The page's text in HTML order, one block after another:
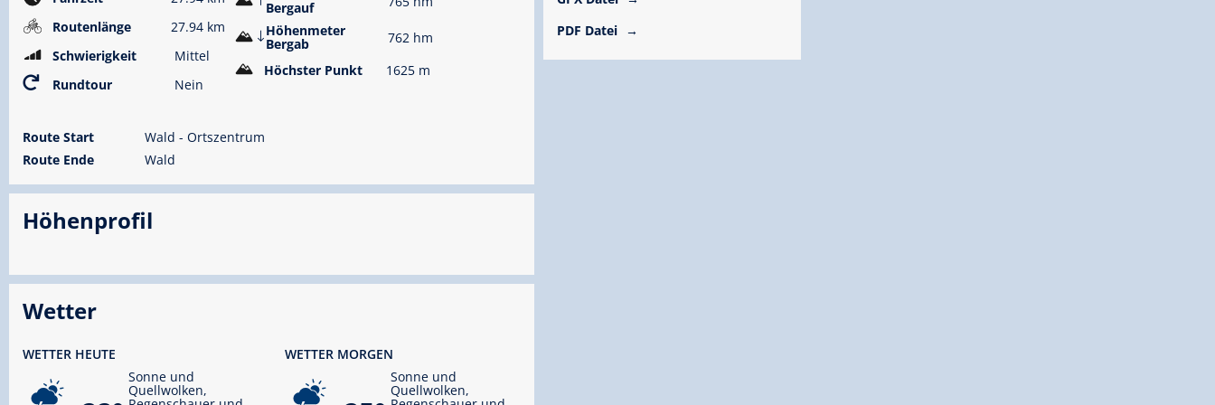
Routenlänge
27.94 km
Schwierigkeit
Mittel
Rundtour
Nein
Bergauf
Höhenmeter
Bergab
762 hm
Höchster Punkt
1625 m
Route Start
Wald - Ortszentrum
Route Ende
Wald
Höhenprofil
Wetter
WETTER HEUTE
Sonne und
Quellwolken,
WETTER MORGEN
Sonne und
Quellwolken,
PDF Datei